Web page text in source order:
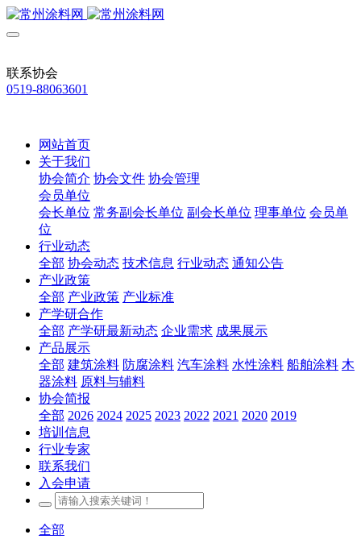
联系协会
0519-88063601
网站首页
关于我们
协会简介 协会文件 协会管理
会员单位
会长单位 常务副会长单位 副会长单位 理事单位 会员单
位
行业动态
全部 协会动态 技术信息 行业动态 通知公告
产业政策
全部 产业政策 产业标准
产学研合作
全部 产学研最新动态 企业需求 成果展示
产品展示
全部 建筑涂料 防腐涂料 汽车涂料 水性涂料 船舶涂料 木
器涂料 原料与辅料
协会简报
全部 2026 2024 2025 2023 2022 2021 2020 2019
培训信息
行业专家
联系我们
入会申请
全部